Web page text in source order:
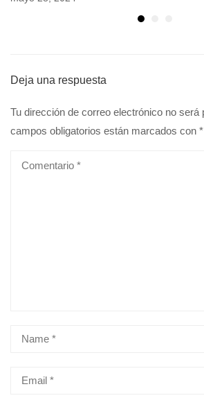
Deja una respuesta
Tu dirección de correo electrónico no será
campos obligatorios están marcados con *